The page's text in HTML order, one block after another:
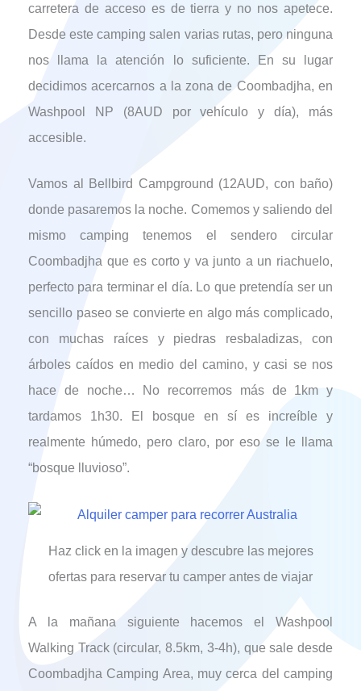
carretera de acceso es de tierra y no nos apetece.
Desde este camping salen varias rutas, pero ninguna
nos llama la atención lo suficiente. En su lugar
decidimos acercarnos a la zona de Coombadjha, en
Washpool NP (8AUD por vehículo y día), más
accesible.
Vamos al Bellbird Campground (12AUD, con baño)
donde pasaremos la noche. Comemos y saliendo del
mismo camping tenemos el sendero circular
Coombadjha que es corto y va junto a un riachuelo,
perfecto para terminar el día. Lo que pretendía ser un
sencillo paseo se convierte en algo más complicado,
con muchas raíces y piedras resbaladizas, con
árboles caídos en medio del camino, y casi se nos
hace de noche… No recorremos más de 1km y
tardamos 1h30. El bosque en sí es increíble y
realmente húmedo, pero claro, por eso se le llama
“bosque lluvioso”.
Haz click en la imagen y descubre las mejores
ofertas para reservar tu camper antes de viajar
A la mañana siguiente hacemos el Washpool
Walking Track (circular, 8.5km, 3-4h), que sale desde
Coombadjha Camping Area, muy cerca del camping